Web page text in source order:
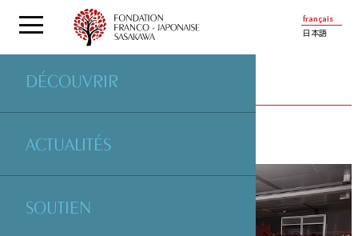
français
日本語
DÉCOUVRIR
ACTUALITÉS
SOUTIEN
PROJETSSOUTENUS PAR LA FONDATION